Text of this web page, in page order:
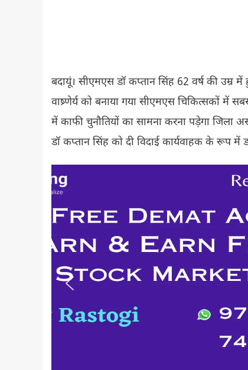
बदायूं। सीएमएस डॉ कप्तान सिंह 62 वर्ष की उम्र
वाष्र्णेर्य को बनाया गया सीएमएस चिकित्सकों में
में काफी चुनौतियों का सामना करना पड़ेगा
डॉ कप्तान सिंह को दी विदाई कार्यवाहक के रूप में